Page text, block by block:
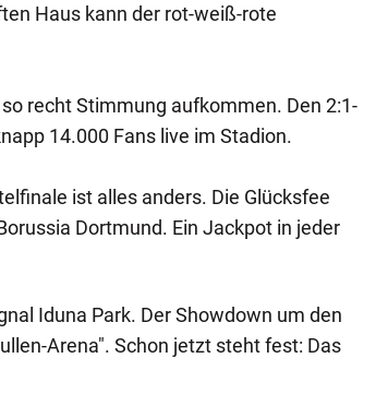
Haus kann der rot-weiß-rote
recht Stimmung aufkommen. Den 2:1-
14.000 Fans live im Stadion.
ist alles anders. Die Glücksfee
Dortmund. Ein Jackpot in jeder
Iduna Park. Der Showdown um den
Arena". Schon jetzt steht fest: Das